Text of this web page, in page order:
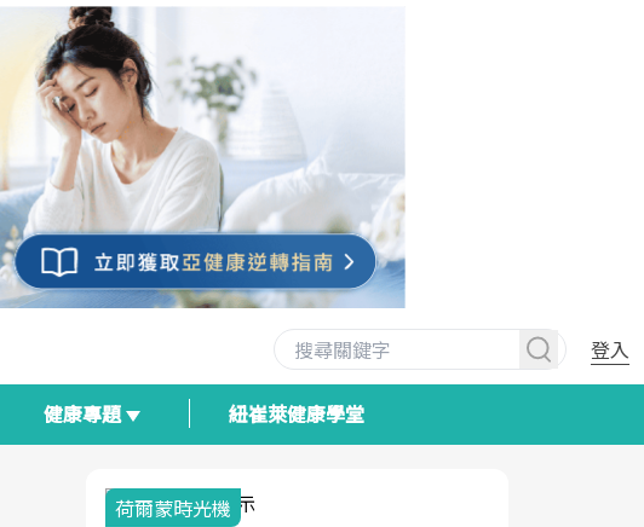
登入
健康專題 紐崔萊健康學堂
荷爾蒙時光機